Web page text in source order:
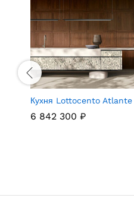
Кухня Lottocento Atlante
6 842 300 ₽